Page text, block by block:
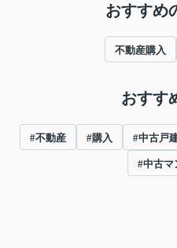
おすすめ
不動産購入
おすす
#不動産 #購入 #中古戸
#中古マ